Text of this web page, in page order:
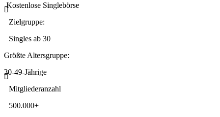
Kostenlose Singlebörse
Zielgruppe:
Singles ab 30
Größte Altersgruppe:
30-49-Jährige
Mitgliederanzahl
500.000+